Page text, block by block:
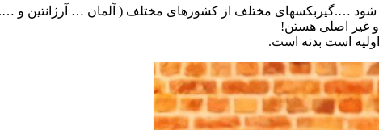
اونجر ۱۶۰۰ تقریبا” ساخت داخل می شود ….گیربکسهای مختلف از کشورهای مختلف (
و غیر اصلی هستن!
است بدنه است.